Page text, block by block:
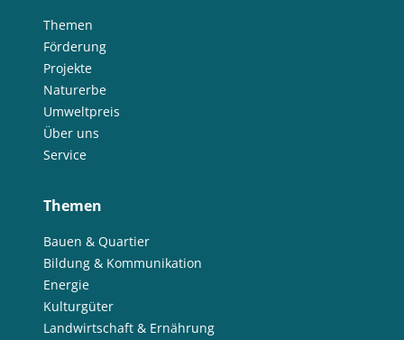
Themen
Förderung
Projekte
Naturerbe
Umweltpreis
Über uns
Service
Themen
Bauen & Quartier
Bildung & Kommunikation
Energie
Kulturgüter
Landwirtschaft & Ernährung